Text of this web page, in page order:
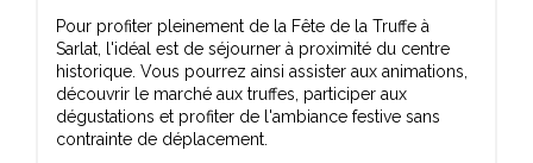
Pour profiter pleinement de la Fête de la Truffe à
Sarlat, l'idéal est de séjourner à proximité du centre
historique. Vous pourrez ainsi assister aux animations,
découvrir le marché aux truffes, participer aux
dégustations et profiter de l'ambiance festive sans
contrainte de déplacement.